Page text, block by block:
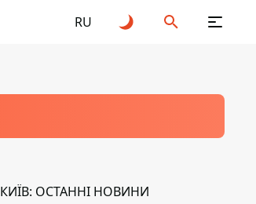
RU
КИЇВ: ОСТАННІ НОВИНИ